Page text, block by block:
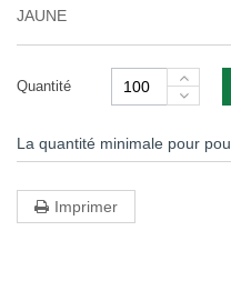
JAUNE
Quantité
La quantité minimale pour
Imprimer